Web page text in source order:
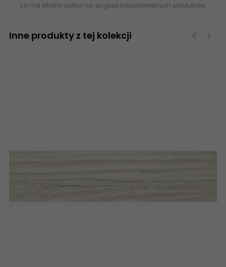
co ma istotny wpływ na wygląd prezentowanych produktów.
Inne produkty z tej kolekcji